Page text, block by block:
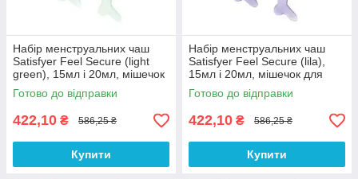
Набір менструальних чаш
Satisfyer Feel Secure (light
green), 15мл і 20мл, мішечок
для зберігання 100%
Анонімності
Готово до відправки
422,10 ₴ 586,25 ₴
Купити
Набір менструальних чаш
Satisfyer Feel Secure (lila),
15мл і 20мл, мішечок для
зберігання 100% Анонімності
Готово до відправки
422,10 ₴ 586,25 ₴
Купити